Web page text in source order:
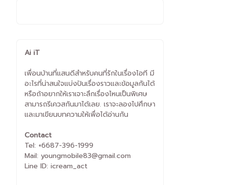
Ai iT
เพื่อนบ้านที่แสนดีสำหรับคนที่รักในเรื่องไอที มี
อะไรที่น่าสนใจแบ่งปันเรื่องราวและข้อมูลกันได้
หรือถ้าอยากให้เราเจาะลึกเรื่องไหนเป็นพิเศษ
สามารถรีเควสกันมาได้เลย. เราจะลองไปศึกษา
และมาเขียนบทความให้เพื่อได้อ่านกัน
Contact
Tel: +6687-396-1999
Mail: youngmobile83@gmail.com
Line ID: icream_act